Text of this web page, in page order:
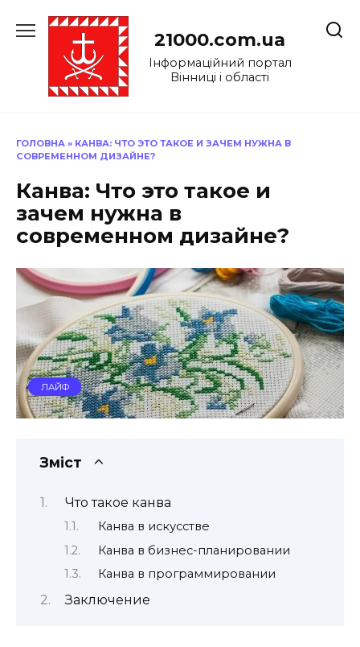
до
21000.com.ua
Інформаційний портал
Вінниці і області
ГОЛОВНА » КАНВА: ЧТО ЭТО ТАКОЕ И ЗАЧЕМ НУЖНА В
СОВРЕМЕННОМ ДИЗАЙНЕ?
Канва: Что это такое и
зачем нужна в
современном дизайне?
ЛАЙФ
Зміст
Что такое канва
Канва в искусстве
Канва в бизнес-планировании
Канва в программировании
Заключение